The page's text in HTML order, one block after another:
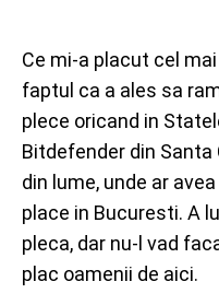
Ce mi-a placut cel
faptul ca a ales sa
plece oricand in
Bitdefender din Santa
din lume, unde ar
place in Bucuresti. A
pleca, dar nu-l vad
plac oamenii de aici.